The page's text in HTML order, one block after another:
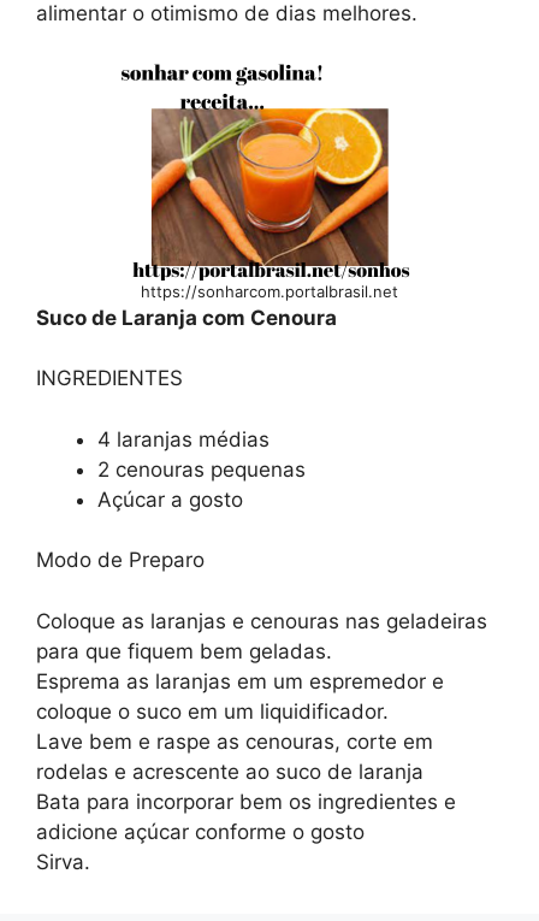
alimentar o otimismo de dias melhores.
https://sonharcom.portalbrasil.net
Suco de Laranja com Cenoura
INGREDIENTES
4 laranjas médias
2 cenouras pequenas
Açúcar a gosto
Modo de Preparo
Coloque as laranjas e cenouras nas geladeiras
para que fiquem bem geladas.
Esprema as laranjas em um espremedor e
coloque o suco em um liquidificador.
Lave bem e raspe as cenouras, corte em
rodelas e acrescente ao suco de laranja
Bata para incorporar bem os ingredientes e
adicione açúcar conforme o gosto
Sirva.